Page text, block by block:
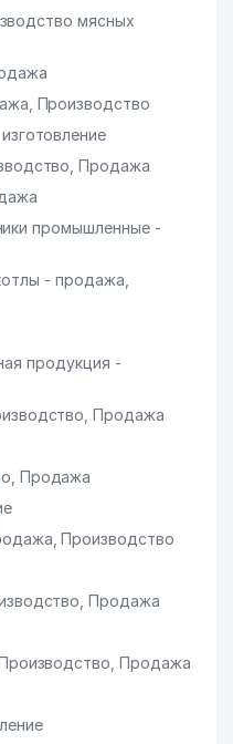
мясных
Производство
Продажа
промышленные -
- продажа,
продукция -
Продажа
Продажа
Производство
Продажа
Продажа